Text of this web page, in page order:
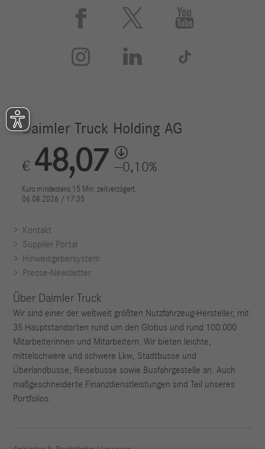
 


 
Kontakt
Supplier Portal
Hinweisgebersystem
Presse-Newsletter
Über Daimler Truck
Wir sind einer der weltweit größten Nutzfahrzeug-Hersteller, mit
35 Hauptstandorten rund um den Globus und rund 100.000
Mitarbeiterinnen und Mitarbeitern. Wir bieten leichte,
mittelschwere und schwere Lkw, Stadtbusse und
Überlandbusse, Reisebusse sowie Busfahrgestelle an. Auch
maßgeschneiderte Finanzdienstleistungen sind Teil unseres
Portfolios.